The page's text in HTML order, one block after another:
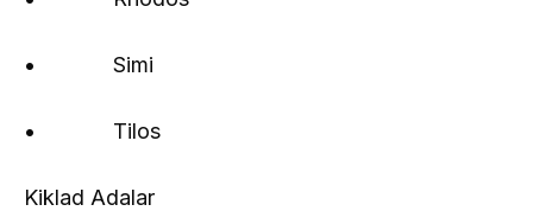
• Simi
• Tilos
Kiklad Adalar